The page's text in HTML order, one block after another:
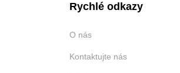
Rychlé odkazy
O nás
Kontaktujte nás